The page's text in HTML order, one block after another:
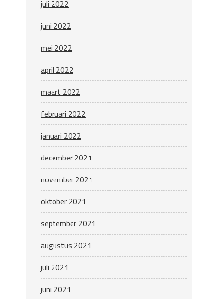
juli 2022
juni 2022
mei 2022
april 2022
maart 2022
februari 2022
januari 2022
december 2021
november 2021
oktober 2021
september 2021
augustus 2021
juli 2021
juni 2021